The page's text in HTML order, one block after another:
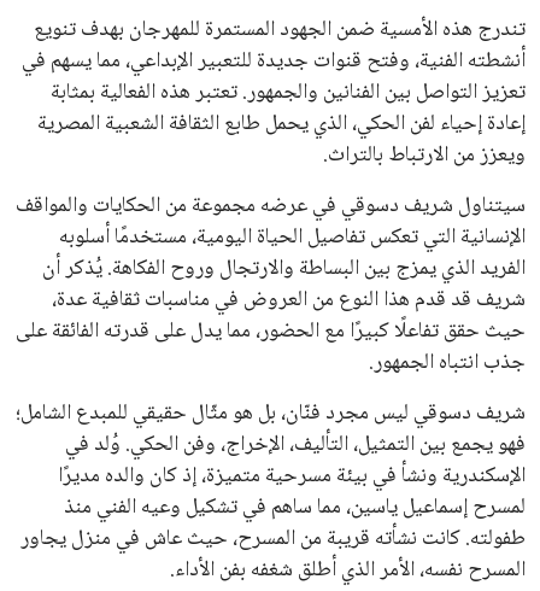
تندرج هذه الأمسية ضمن الجهود المستمرة للمهرجان بهدف تنويع
أنشطته الفنية، وفتح قنوات جديدة للتعبير الإبداعي، مما يسهم في
تعزيز التواصل بين الفنانين والجمهور. تعتبر هذه الفعالية بمثابة
إعادة إحياء لفن الحكي، الذي يحمل طابع الثقافة الشعبية المصرية
ويعزز من الارتباط بالتراث.
سيتناول شريف دسوقي في عرضه مجموعة من الحكايات والمواقف
الإنسانية التي تعكس تفاصيل الحياة اليومية، مستخدمًا أسلوبه
الفريد الذي يمزج بين البساطة والارتجال وروح الفكاهة. يُذكر أن
شريف قد قدم هذا النوع من العروض في مناسبات ثقافية عدة،
حيث حقق تفاعلًا كبيرًا مع الحضور، مما يدل على قدرته الفائقة على
جذب انتباه الجمهور.
شريف دسوقي ليس مجرد فنّان، بل هو مثّال حقيقي للمبدع الشامل؛
فهو يجمع بين التمثيل، التأليف، الإخراج، وفن الحكي. وُلد في
الإسكندرية ونشأ في بيئة مسرحية متميزة، إذ كان والده مديرًا
لمسرح إسماعيل ياسين، مما ساهم في تشكيل وعيه الفني منذ
طفولته. كانت نشأته قريبة من المسرح، حيث عاش في منزل يجاور
المسرح نفسه، الأمر الذي أطلق شغفه بفن الأداء.